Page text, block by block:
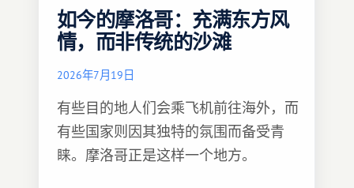
如今的摩洛哥：充满东方风
情，而非传统的沙滩
2026年7月19日
有些目的地人们会乘飞机前往海外，而
有些国家则因其独特的氛围而备受青
睐。摩洛哥正是这样一个地方。